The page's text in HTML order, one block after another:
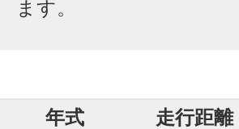
ます。
年式 走行距離